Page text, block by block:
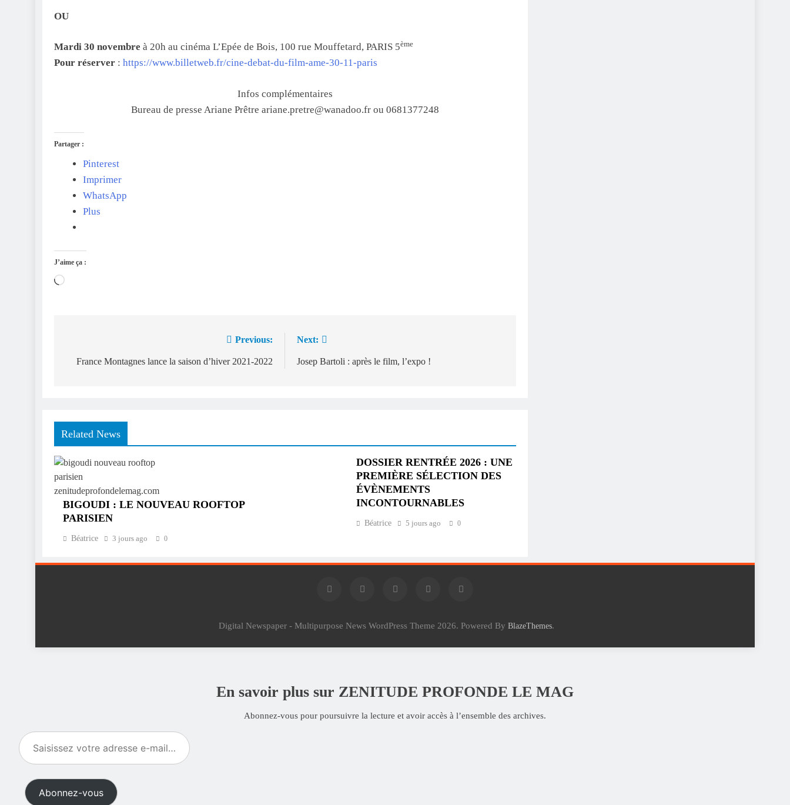
OU
Mardi 30 novembre à 20h au cinéma L’Epée de Bois, 100 rue Mouffetard, PARIS 5ème
Pour réserver : https://www.billetweb.fr/cine-debat-du-film-ame-30-11-paris
Infos complémentaires
Bureau de presse Ariane Prêtre ariane.pretre@wanadoo.fr ou 0681377248
Partager :
Pinterest
Imprimer
WhatsApp
Plus
J’aime ça :
Chargement…
de
Previous:
France Montagnes lance la saison d’hiver 2021-2022
Next:
Josep Bartoli : après le film, l’expo !
Related News
BIGOUDI : LE NOUVEAU ROOFTOP
PARISIEN
Béatrice 3 jours ago 0
DOSSIER RENTRÉE 2026 : UNE
PREMIÈRE SÉLECTION DES
ÉVÈNEMENTS
INCONTOURNABLES
Béatrice 5 jours ago 0
Digital Newspaper - Multipurpose News WordPress Theme 2026. Powered By BlazeThemes.
En savoir plus sur ZENITUDE PROFONDE LE MAG
Abonnez-vous pour poursuivre la lecture et avoir accès à l’ensemble des archives.
Saisissez
votre
adresse
mail…Abonnez-vous